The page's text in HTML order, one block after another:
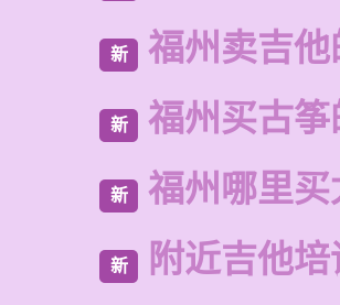
新 福州卖吉
新 福州买古
新 福州哪里
新 附近吉他